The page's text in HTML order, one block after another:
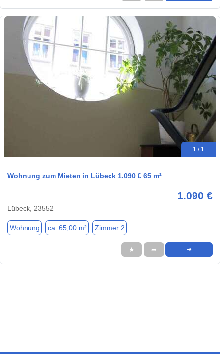
1 / 1
Wohnung zum Mieten in Lübeck 1.090 € 65 m²
1.090 €
Lübeck, 23552
Wohnung ca. 65,00 m² Zimmer 2
★ ➦ ➜